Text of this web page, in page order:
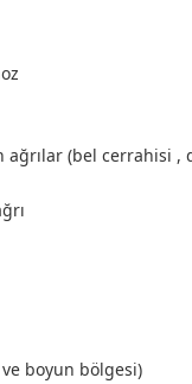
ağrılar (bel cerrahisi ,
boyun bölgesi)